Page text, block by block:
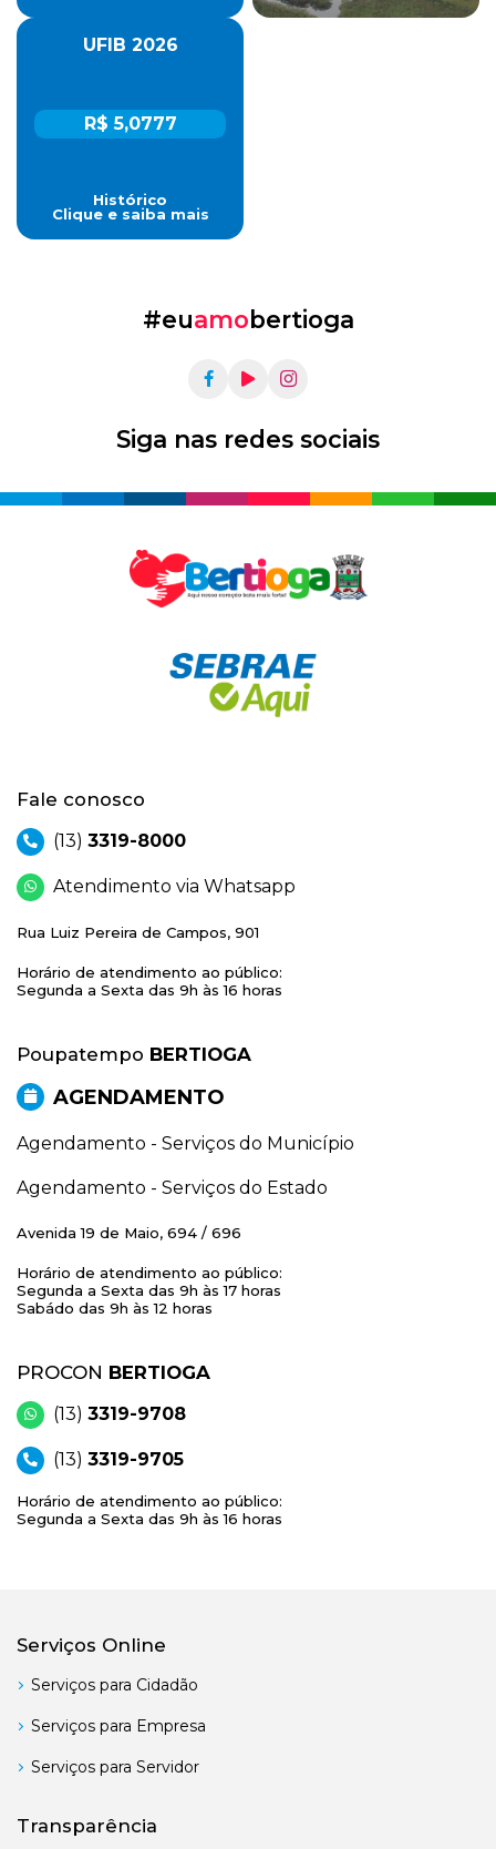
UFIB 2026
R$ 5,0777
Histórico
Clique e saiba mais
#euamobertioga
Siga nas redes sociais
Fale conosco
(13) 3319-8000
Atendimento via Whatsapp
Rua Luiz Pereira de Campos, 901
Horário de atendimento ao público:
Segunda a Sexta das 9h às 16 horas
Poupatempo BERTIOGA
AGENDAMENTO
Agendamento - Serviços do Município
Agendamento - Serviços do Estado
Avenida 19 de Maio, 694 / 696
Horário de atendimento ao público:
Segunda a Sexta das 9h às 17 horas
Sabádo das 9h às 12 horas
PROCON BERTIOGA
(13) 3319-9708
(13) 3319-9705
Horário de atendimento ao público:
Segunda a Sexta das 9h às 16 horas
Serviços Online
Serviços para Cidadão
Serviços para Empresa
Serviços para Servidor
Transparência